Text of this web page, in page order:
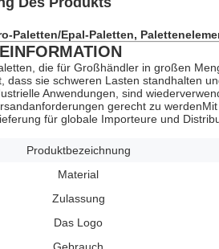
Paletten/Epal-Paletten,
die für Großhändler in großen
dass sie schweren Lasten standhalten
Anwendungen, sind
gerecht zu
für globale Importeure und
Produktbezeichnung
Material
Zulassung
Das Logo